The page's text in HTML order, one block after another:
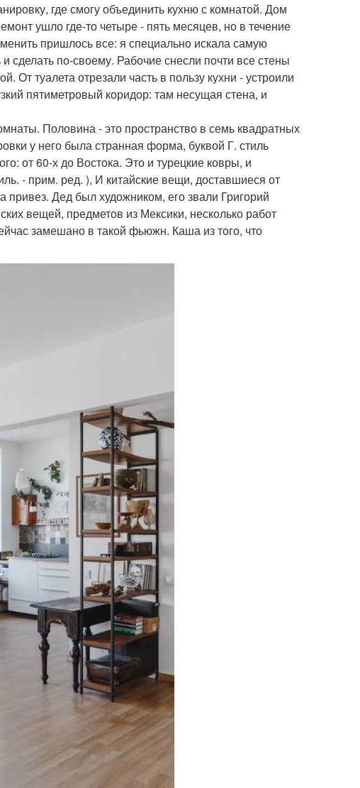
где смогу объединить кухню с комнатой. Дом
ушло где-то четыре - пять месяцев, но в течение
пришлось все: я специально искала самую
сделать по-своему. Рабочие снесли почти все стены
От туалета отрезали часть в пользу кухни - устроили
пятиметровый коридор: там несущая стена, и
Половина - это пространство в семь квадратных
у него была странная форма, буквой Г. стиль
от 60-х до Востока. Это и турецкие ковры, и
- прим. ред. ), И китайские вещи, доставшиеся от
привез. Дед был художником, его звали Григорий
вещей, предметов из Мексики, несколько работ
замешано в такой фьюжн. Каша из того, что